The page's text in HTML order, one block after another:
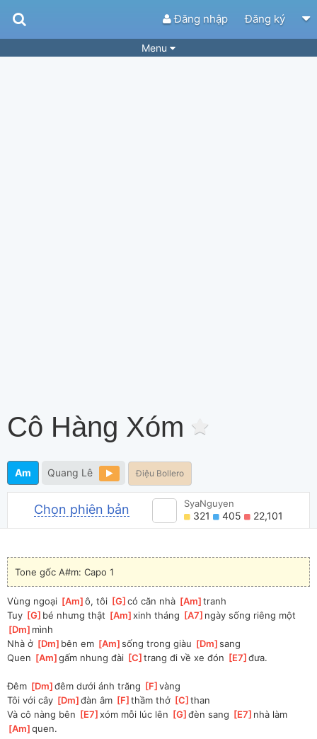
Đăng nhập Đăng ký
Menu
Cô Hàng Xóm
Am Quang Lê Điệu Bollero
Chọn phiên bản SyaNguyen
321 405 22,101
Tone gốc A#m: Capo 1
Vùng ngoại [Am ]
ô, tôi [G ]
có căn nhà [Am ]tranh
Tuy [G ]bé nhưng thật [Am ]
xinh tháng [A7 ]ngày sống riêng một
Dm ]mình
Nhà ở [Dm ]bên em [Am ]
sống trong giàu [Dm ]
sang
Quen [Am ]
gấm nhung đài [C ]trang đi về xe đón [E7 ]
đưa.
Đêm [Dm ]
đêm dưới ánh trăng [F ]
vàng
Tôi với cây [Dm ]
đàn âm [F ]thầm thở [C ]than
Và cô nàng bên [E7 ]
xóm mỗi lúc lên [G ]
đèn sang [E7 ]nhà làm
Am ]
quen.